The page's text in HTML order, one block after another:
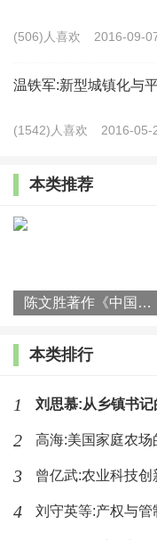
出
五
陈文胜:从农民现代化
中
届
(506)人喜欢 2016-09-
温铁军:新型城镇化与
(1542)人喜欢 2016-05-
本类推荐
陈文胜著作《中国乡村何以兴》入选2023年度影响力书单
本类排行
1 刘思慕:从乡镇书
2 高海:美国家庭农
3 曾亿武:农业科技
4 刘守英等:产权与